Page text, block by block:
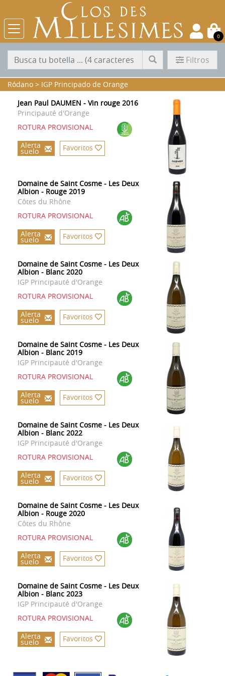
0
Filtros
Ródano > IGP Principado de Orange
Jean Paul DAUMEN - Vin rouge 2016
Principauté d'Orange
ROTURA PROVISIONAL
Alerta
suelo Favoritos
Domaine de Saint Cosme - Les Deux
Albion - Rouge 2019
Côtes du Rhône
ROTURA PROVISIONAL
Alerta
suelo Favoritos
Domaine de Saint Cosme - Les Deux
Albion - Blanc 2020
IGP Principauté d'Orange
ROTURA PROVISIONAL
Alerta
suelo Favoritos
Domaine de Saint Cosme - Les Deux
Albion - Blanc 2019
IGP Principauté d'Orange
ROTURA PROVISIONAL
Alerta
suelo Favoritos
Domaine de Saint Cosme - Les Deux
Albion - Blanc 2022
IGP Principauté d'Orange
ROTURA PROVISIONAL
Alerta
suelo Favoritos
Domaine de Saint Cosme - Les Deux
Albion - Rouge 2020
Côtes du Rhône
ROTURA PROVISIONAL
Alerta
suelo Favoritos
Domaine de Saint Cosme - Les Deux
Albion - Blanc 2023
IGP Principauté d'Orange
ROTURA PROVISIONAL
Alerta
suelo Favoritos